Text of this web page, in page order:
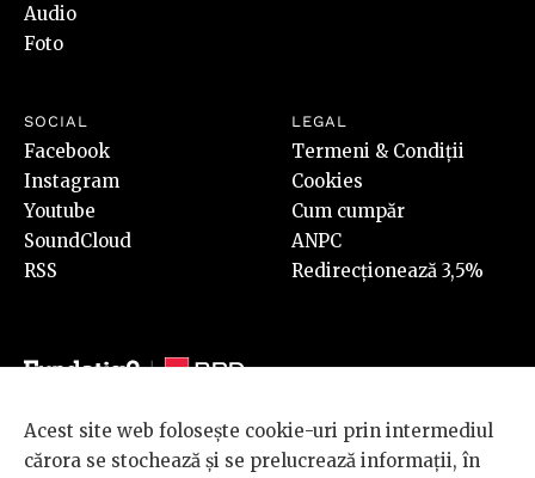
Audio
Foto
SOCIAL
Facebook
Instagram
Youtube
SoundCloud
RSS
LEGAL
Termeni & Condiții
Cookies
Cum cumpăr
ANPC
Redirecționează 3,5%
© 2026 BRD Groupe Société Générale, toate drepturile rezervate.
Acest site web folosește cookie-uri prin intermediul
cărora se stochează și se prelucrează informații, în